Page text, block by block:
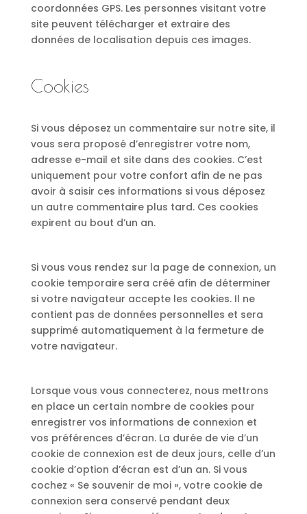
coordonnées GPS. Les personnes visitant votre
site peuvent télécharger et extraire des
données de localisation depuis ces images.
Cookies
Si vous déposez un commentaire sur notre site, il
vous sera proposé d’enregistrer votre nom,
adresse e-mail et site dans des cookies. C’est
uniquement pour votre confort afin de ne pas
avoir à saisir ces informations si vous déposez
un autre commentaire plus tard. Ces cookies
expirent au bout d’un an.
Si vous vous rendez sur la page de connexion, un
cookie temporaire sera créé afin de déterminer
si votre navigateur accepte les cookies. Il ne
contient pas de données personnelles et sera
supprimé automatiquement à la fermeture de
votre navigateur.
Lorsque vous vous connecterez, nous mettrons
en place un certain nombre de cookies pour
enregistrer vos informations de connexion et
vos préférences d’écran. La durée de vie d’un
cookie de connexion est de deux jours, celle d’un
cookie d’option d’écran est d’un an. Si vous
cochez « Se souvenir de moi », votre cookie de
connexion sera conservé pendant deux